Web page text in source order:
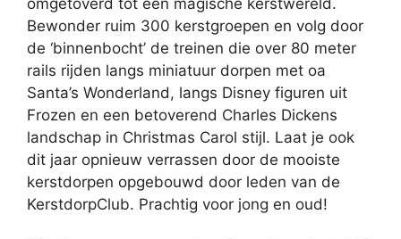
Bewonder ruim 300 kerstgroepen en volg door
de ‘binnenbocht’ de treinen die over 80 meter
rails rijden langs miniatuur dorpen met oa
Santa’s Wonderland, langs Disney figuren uit
Frozen en een betoverend Charles Dickens
landschap in Christmas Carol stijl. Laat je ook
dit jaar opnieuw verrassen door de mooiste
kerstdorpen opgebouwd door leden van de
KerstdorpClub. Prachtig voor jong en oud!